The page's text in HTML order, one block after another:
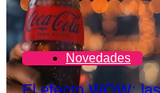
Novedades